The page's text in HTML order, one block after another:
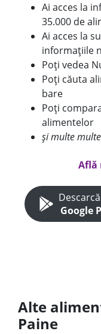
Ai acces la
35.000 de
Ai acces la
informațiile
Poți vedea
Poți căuta
bare
Poți
alimentelor
și multe
Află
Google
Alte
Paine